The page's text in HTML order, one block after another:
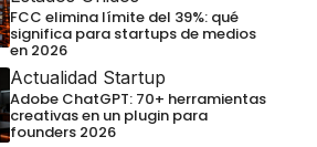
FCC elimina límite del 39%: qué
significa para startups de medios
en 2026
Actualidad Startup
Adobe ChatGPT: 70+ herramientas
creativas en un plugin para
founders 2026